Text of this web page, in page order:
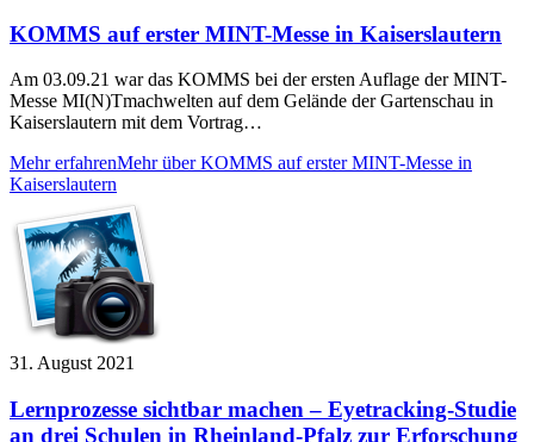
KOMMS auf erster MINT-Messe in Kaiserslautern
Am 03.09.21 war das KOMMS bei der ersten Auflage der MINT-
Messe MI(N)Tmachwelten auf dem Gelände der Gartenschau in
Kaiserslautern mit dem Vortrag…
Mehr erfahrenMehr über KOMMS auf erster MINT-Messe in
Kaiserslautern
31. August 2021
Lernprozesse sichtbar machen – Eyetracking-Studie
an drei Schulen in Rheinland-Pfalz zur Erforschung